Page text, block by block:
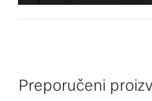
Preporučeni